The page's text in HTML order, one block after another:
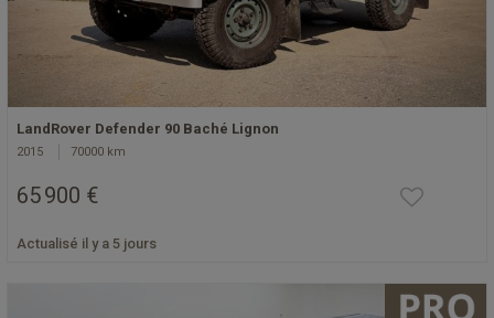
LandRover Defender 90 Baché Lignon
2015 70000 km
65 900 €
Actualisé il y a 5 jours